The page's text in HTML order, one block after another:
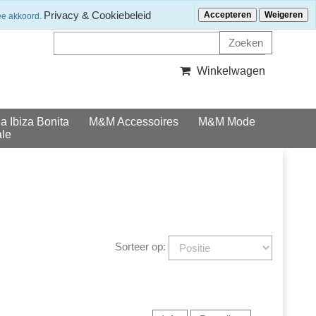
Klantenservice Nieuwsbrief ontvangen?
Winkelwagen
Ibiza Bonita M&M Accessoires
M&M Mode
Sorteer op:
akkoord. Privacy & Cookiebeleid Accepteren Weigeren